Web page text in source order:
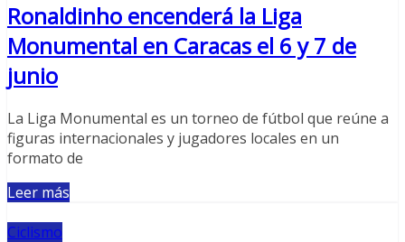
Ronaldinho encenderá la Liga
Monumental en Caracas el 6 y 7 de
junio
La Liga Monumental es un torneo de fútbol que reúne a
figuras internacionales y jugadores locales en un
formato de
Leer más
Ciclismo